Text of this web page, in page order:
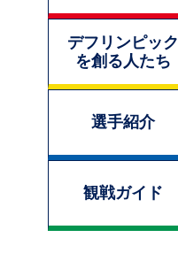
デフリンピック
を創る人たち
選手紹介
観戦ガイド